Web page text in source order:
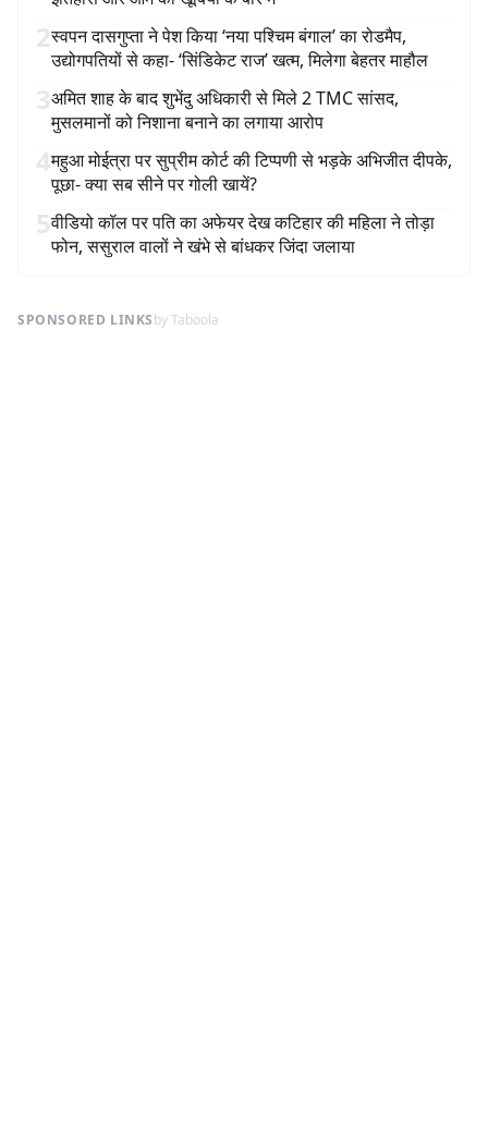
2स्वपन दासगुप्ता ने पेश किया ‘नया पश्चिम बंगाल’ का रोडमैप,
उद्योगपतियों से कहा- ‘सिंडिकेट राज’ खत्म, मिलेगा बेहतर माहौल
3अमित शाह के बाद शुभेंदु अधिकारी से मिले 2 TMC सांसद,
मुसलमानों को निशाना बनाने का लगाया आरोप
4महुआ मोईत्रा पर सुप्रीम कोर्ट की टिप्पणी से भड़के अभिजीत दीपके,
पूछा- क्या सब सीने पर गोली खायें?
5वीडियो कॉल पर पति का अफेयर देख कटिहार की महिला ने तोड़ा
फोन, ससुराल वालों ने खंभे से बांधकर जिंदा जलाया
SPONSORED LINKSby Taboola